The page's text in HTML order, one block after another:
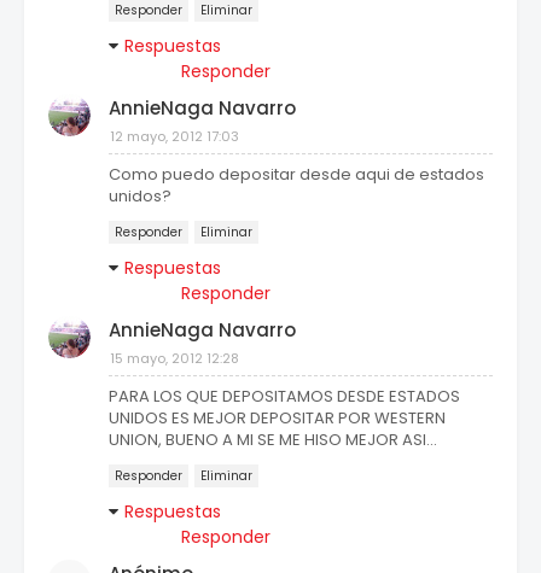
Responder Eliminar
Respuestas
Responder
AnnieNaga Navarro
12 mayo, 2012 17:03
Como puedo depositar desde aqui de estados
unidos?
Responder Eliminar
Respuestas
Responder
AnnieNaga Navarro
15 mayo, 2012 12:28
PARA LOS QUE DEPOSITAMOS DESDE ESTADOS
UNIDOS ES MEJOR DEPOSITAR POR WESTERN
UNION, BUENO A MI SE ME HISO MEJOR ASI...
Responder Eliminar
Respuestas
Responder